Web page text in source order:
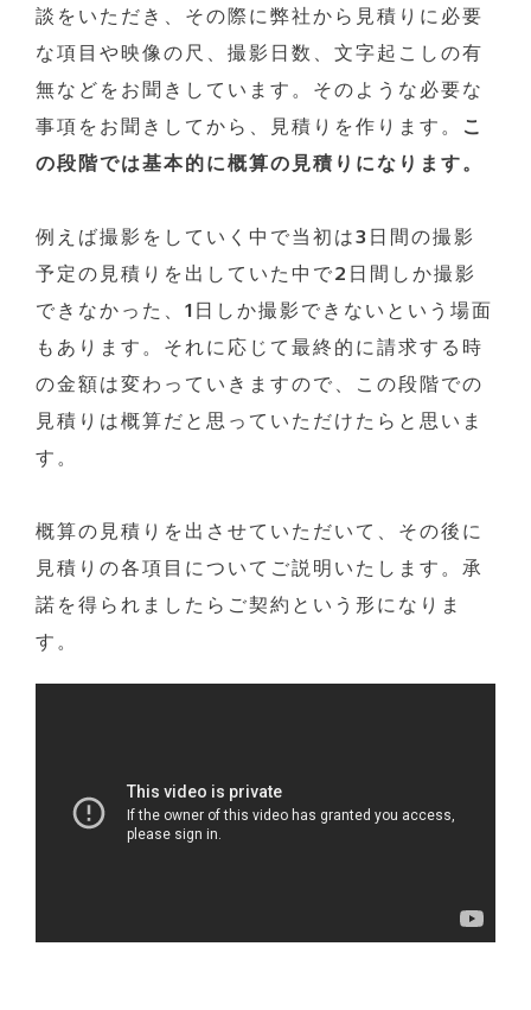
談をいただき、その際に弊社から見積りに必要
な項目や映像の尺、撮影日数、文字起こしの有
無などをお聞きしています。そのような必要な
事項をお聞きしてから、見積りを作ります。 こ
の段階では基本的に概算の見積りになります。
例えば撮影をしていく中で当初は3日間の撮影
予定の見積りを出していた中で2日間しか撮影
できなかった、1日しか撮影できないという場面
もあります。それに応じて最終的に請求する時
の金額は変わっていきますので、この段階での
見積りは概算だと思っていただけたらと思いま
す。
概算の見積りを出させていただいて、その後に
見積りの各項目についてご説明いたします。承
諾を得られましたらご契約という形になりま
す。